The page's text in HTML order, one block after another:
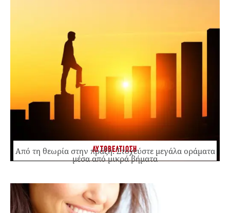
ΑΥΤΟΒΕΛΤΙΩΣΗ
Από τη θεωρία στην πράξη: Στοχεύστε μεγάλα οράματα
μέσα από μικρά βήματα